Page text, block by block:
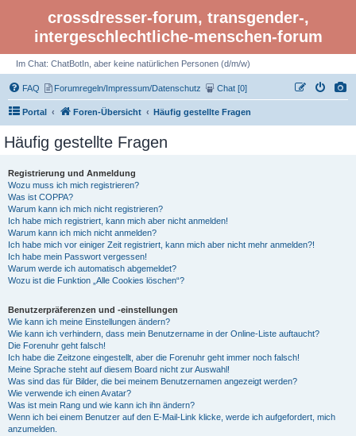
crossdresser-forum, transgender-,
intergeschlechtliche-menschen-forum
Im Chat: ChatBotIn, aber keine natürlichen Personen (d/m/w)
FAQ Forumregeln/Impressum/Datenschutz Chat [0]
Portal Foren-Übersicht Häufig gestellte Fragen
Häufig gestellte Fragen
Registrierung und Anmeldung
Wozu muss ich mich registrieren?
Was ist COPPA?
Warum kann ich mich nicht registrieren?
Ich habe mich registriert, kann mich aber nicht anmelden!
Warum kann ich mich nicht anmelden?
Ich habe mich vor einiger Zeit registriert, kann mich aber nicht mehr anmelden?!
Ich habe mein Passwort vergessen!
Warum werde ich automatisch abgemeldet?
Wozu ist die Funktion „Alle Cookies löschen“?
Benutzerpräferenzen und -einstellungen
Wie kann ich meine Einstellungen ändern?
Wie kann ich verhindern, dass mein Benutzername in der Online-Liste auftaucht?
Die Forenuhr geht falsch!
Ich habe die Zeitzone eingestellt, aber die Forenuhr geht immer noch falsch!
Meine Sprache steht auf diesem Board nicht zur Auswahl!
Was sind das für Bilder, die bei meinem Benutzernamen angezeigt werden?
Wie verwende ich einen Avatar?
Was ist mein Rang und wie kann ich ihn ändern?
Wenn ich bei einem Benutzer auf den E-Mail-Link klicke, werde ich aufgefordert, mich
anzumelden.